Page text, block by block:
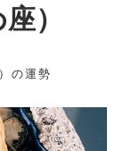
）
の運勢